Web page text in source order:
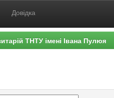
Довідка
ТНТУ імені Івана Пулюя